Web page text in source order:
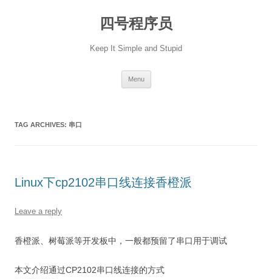
四号程序员
Keep It Simple and Stupid
Menu
TAG ARCHIVES: 串口
Linux下cp2102串口线连接香橙派
Leave a reply
香橙派、树莓派等开发板中，一般都预留了串口用于调试
本文介绍通过CP2102串口线连接的方式